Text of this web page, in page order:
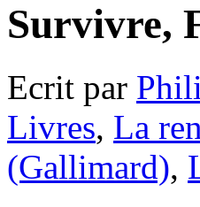
Survivre,
Ecrit par
Livres, La
(Gallimard),